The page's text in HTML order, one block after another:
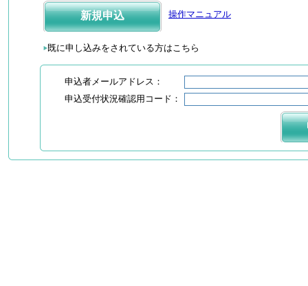
新規申込 操作マニュアル
既に申し込みをされている方はこちら
申込者メールアドレス：
申込受付状況確認用コード：